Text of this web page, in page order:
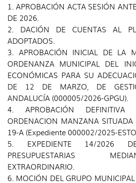
1. APROBACIÓN ACTA SESIÓN
DE 2026.
2. DACIÓN DE CUENTAS AL
ADOPTADOS.
3. APROBACIÓN INICIAL DE LA
ORDENANZA MUNICIPAL DEL
ECONÓMICAS PARA SU
DE 12 DE MARZO, DE
ANDALUCÍA (000005/2026-GPGU).
4. APROBACIÓN
ORDENACION MANZANA SITUADA
19-A (Expediente 000002/2025-
5. EXPEDIENTE 14/2026 DE
PRESUPUESTARIAS
EXTRAORDINARIO.
6. MOCIÓN DEL GRUPO